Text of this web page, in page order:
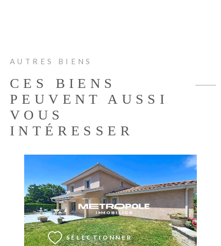
AUTRES BIENS
CES BIENS
PEUVENT AUSSI
VOUS
INTÉRESSER
SÉLECTIONNER
VOIR LE BIEN